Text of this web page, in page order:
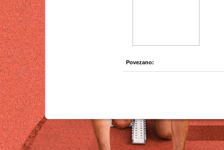
Povezano: